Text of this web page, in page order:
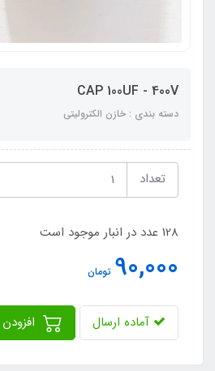
CAP 100UF - 400V
دسته بندی : خازن الکترولیتی
تعداد
128 عدد در انبار موجود است
90,000 تومان
آماده ارسال